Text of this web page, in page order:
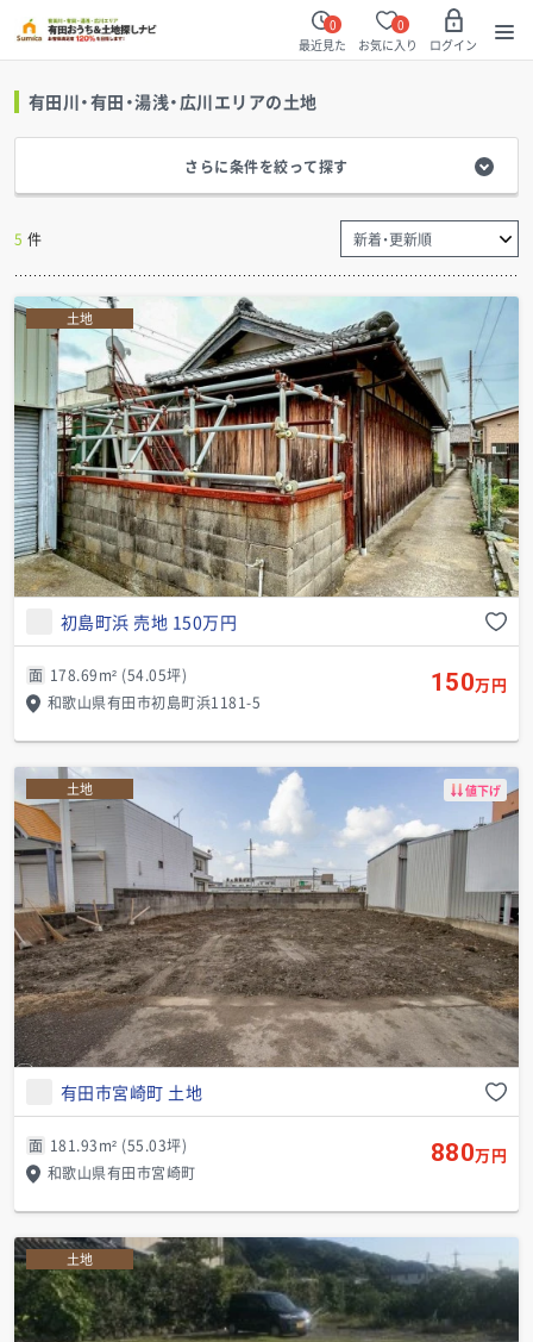
0
最近見た
0
お気に入り
ログイン
有田川・有田・湯浅・広川エリアの土地
さらに条件を絞って探す
5 件
土地
初島町浜 売地 150万円
面 178.69m² (54.05坪)
和歌山県有田市初島町浜1181-5
150万円
土地 値下げ
有田市宮崎町 土地
面 181.93m² (55.03坪)
和歌山県有田市宮崎町
880万円
土地